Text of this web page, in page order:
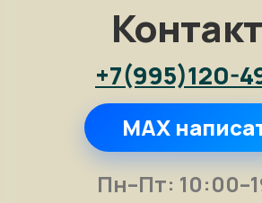
+7(995)120-
MAX
Пн–Пт: